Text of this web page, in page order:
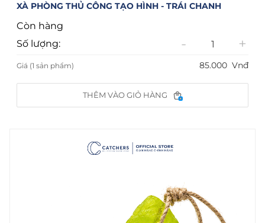
XÀ PHÒNG THỦ CÔNG TẠO HÌNH - TRÁI CHANH
Còn hàng
Số lượng:
- +
Giá (1 sản phẩm) 85.000 Vnđ
THÊM VÀO GIỎ HÀNG